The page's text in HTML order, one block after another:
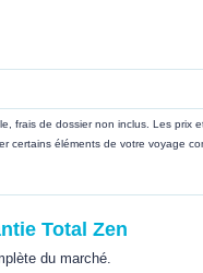
frais de dossier non inclus. Les
certains éléments de votre voyage
Total Zen
du marché.